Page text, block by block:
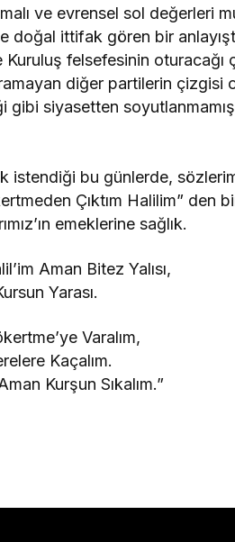
ve evrensel sol değerleri
doğal ittifak gören bir
felsefesinin oturacağı
diğer partilerin çizgisi
gibi siyasetten
istendiği bu günlerde,
Çıktım Halilim” den
emeklerine sağlık.
Aman Bitez Yalısı,
Yarası.
Varalım,
Kaçalım.
Kurşun Sıkalım.”